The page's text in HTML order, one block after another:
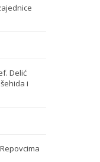
Delić
i